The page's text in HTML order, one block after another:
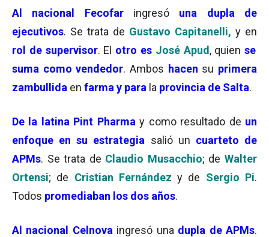
Al nacional Fecofar ingresó una dupla de
ejecutivos. Se trata de Gustavo Capitanelli, y en
rol de supervisor. El otro es José Apud, quien se
suma como vendedor. Ambos hacen su primera
zambullida en farma y para la provincia de Salta.
De la latina Pint Pharma y como resultado de un
enfoque en su estrategia salió un cuarteto de
APMs. Se trata de Claudio Musacchio; deWalter
Ortensi; de Cristian Fernández y de Sergio Pi.
Todos promediaban los dos años.
Al nacional Celnova ingresó una dupla de APMs.